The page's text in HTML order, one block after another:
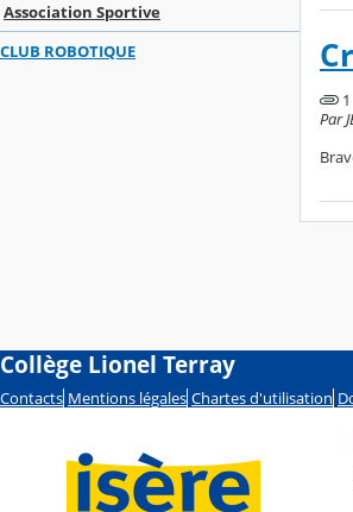
Association Sportive
CLUB ROBOTIQUE
1
Par
Collège Lionel Terray
Contacts Mentions légales Chartes d'utilisation